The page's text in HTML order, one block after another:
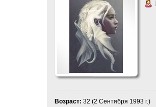
Возраст: 32 (2 Сентября 1993 г.)